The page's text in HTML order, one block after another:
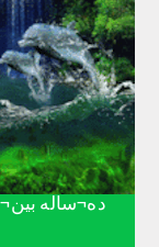
ده¬ساله